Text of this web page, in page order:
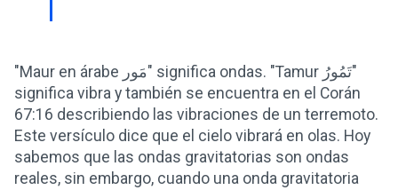
"Maur en árabe مَور" significa ondas. "Tamur تَمُورُ"
significa vibra y también se encuentra en el Corán
67:16 describiendo las vibraciones de un terremoto.
Este versículo dice que el cielo vibrará en olas. Hoy
sabemos que las ondas gravitatorias son ondas
reales, sin embargo, cuando una onda gravitatoria